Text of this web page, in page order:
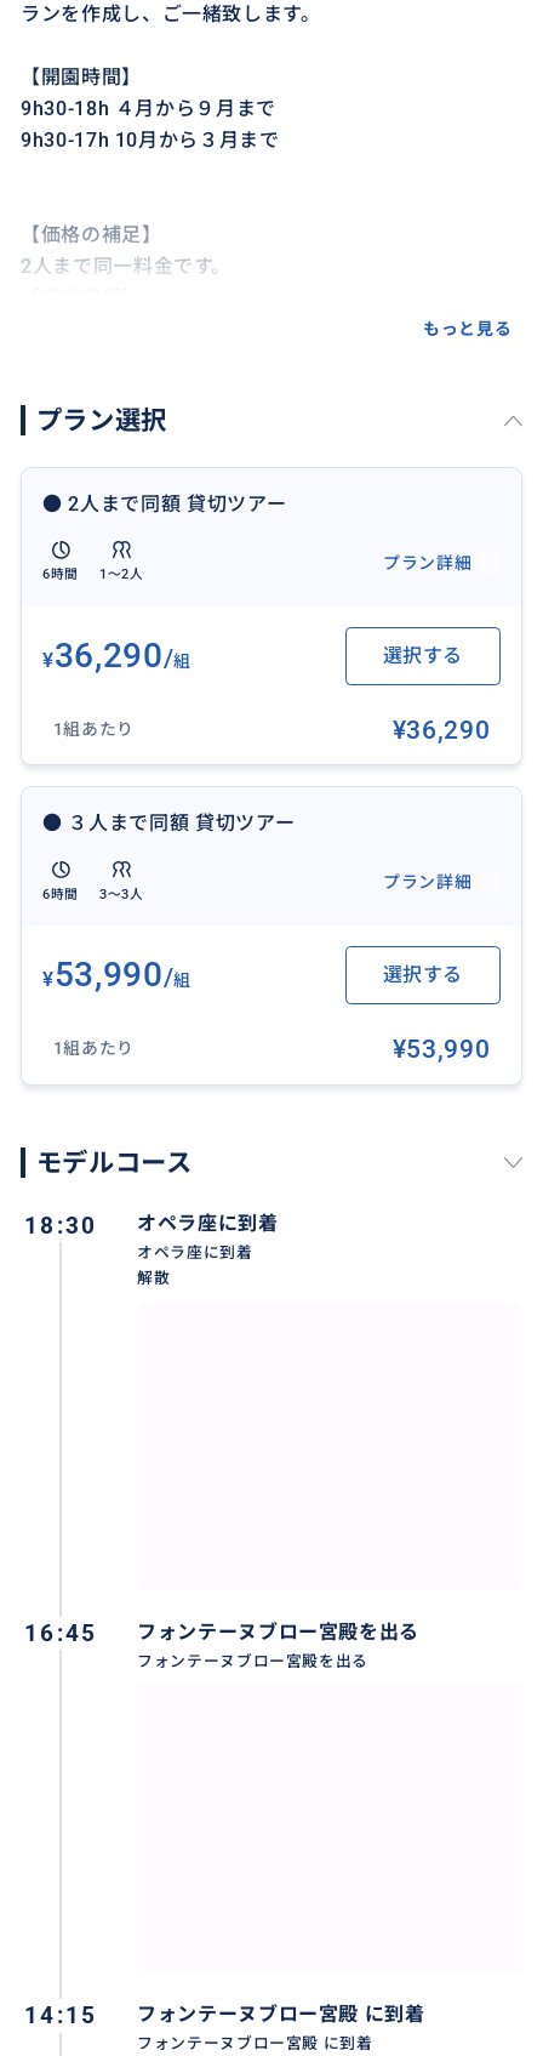
ランを作成し、ご一緒致します。
【開園時間】
9h30-18h ４月から９月まで
9h30-17h 10月から３月まで
【価格の補足】
2人まで同一料金です。
下記の情報をお申込みの際に具体的に教えてくださ
①お名前：
ご利用人数：
②集合場所
【その他注意事項】
※ 当日のキャンセル、時間の変更がある場合は、必ず
※ 万が一、約束の時間を30分以上の遅刻をされた場合
は、当日キャンセル扱いとさせて頂きます。
※ 待ち合わせ （宿泊ホテル可能、オペラ座に集合）の
際、朝9h前の集合をご希望の場合は、早朝料金2000円
※ 他の時間スケジュールがご希望の場合は、ご質問く
※ 2人様以外の場合、お時間の変更等、ご質問くださ
い。
お時間の変更も可能です。この時間設定の場合は、お
城の中のみ、駆け足での最短見学時間となります。
もっと見る
プラン選択
● 2人まで同額 貸切ツアー
6時間 1〜2人
プラン詳細
¥36,290/組 選択する
1組あたり ¥36,290
● ３人まで同額 貸切ツアー
6時間 3〜3人
プラン詳細
¥53,990/組 選択する
1組あたり ¥53,990
モデルコース
18:30 オペラ座に到着
オペラ座に到着
解散
16:45 フォンテーヌブロー宮殿を出る
フォンテーヌブロー宮殿を出る
14:15 フォンテーヌブロー宮殿 に到着
フォンテーヌブロー宮殿 に到着